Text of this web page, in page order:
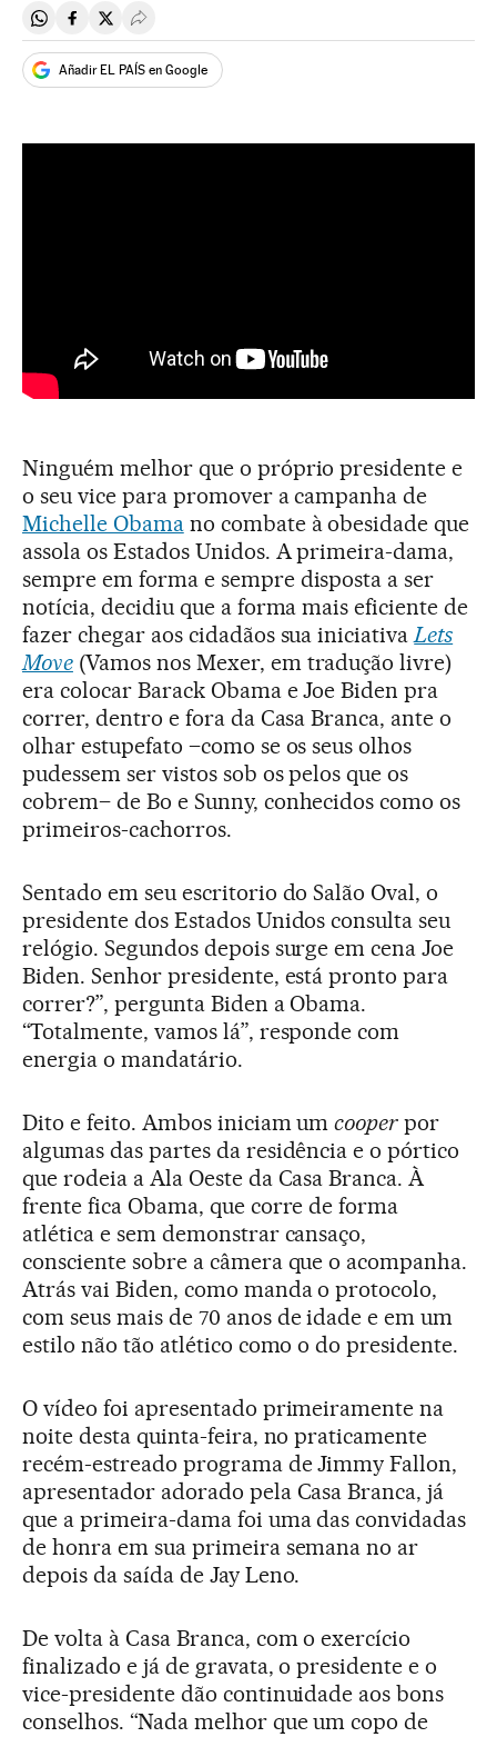
Compartir en Whatsapp
Compartir en Facebook
Compartir en Twitter
Desplegar Redes Sociales
Añadir EL PAÍS en Google
Ninguém melhor que o próprio presidente e
o seu vice para promover a campanha de
Michelle Obamano combate à obesidade que
assola os Estados Unidos. A primeira-dama,
sempre em forma e sempre disposta a ser
notícia, decidiu que a forma mais eficiente de
fazer chegar aos cidadãos sua iniciativa Lets
Move(Vamos nos Mexer, em tradução livre)
era colocar Barack Obama e Joe Biden pra
correr, dentro e fora da Casa Branca, ante o
olhar estupefato –como se os seus olhos
pudessem ser vistos sob os pelos que os
cobrem– de Bo e Sunny, conhecidos como os
primeiros-cachorros.
Sentado em seu escritorio do Salão Oval, o
presidente dos Estados Unidos consulta seu
relógio. Segundos depois surge em cena Joe
Biden. Senhor presidente, está pronto para
correr?”, pergunta Biden a Obama.
“Totalmente, vamos lá”, responde com
energia o mandatário.
Dito e feito. Ambos iniciam umcooper por
algumas das partes da residência e o pórtico
que rodeia a Ala Oeste da Casa Branca. À
frente fica Obama, que corre de forma
atlética e sem demonstrar cansaço,
consciente sobre a câmera que o acompanha.
Atrás vai Biden, como manda o protocolo,
com seus mais de 70 anos de idade e em um
estilo não tão atlético como o do presidente.
O vídeo foi apresentado primeiramente na
noite desta quinta-feira, no praticamente
recém-estreado programa de Jimmy Fallon,
apresentador adorado pela Casa Branca, já
que a primeira-dama foi uma das convidadas
de honra em sua primeira semana no ar
depois da saída de Jay Leno.
De volta à Casa Branca, com o exercício
finalizado e já de gravata, o presidente e o
vice-presidente dão continuidade aos bons
conselhos. “Nada melhor que um copo de